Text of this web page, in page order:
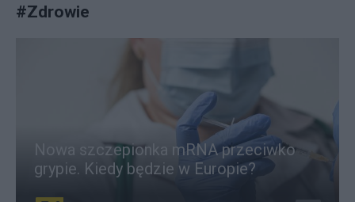
#Zdrowie
Nowa szczepionka mRNA przeciwko
grypie. Kiedy będzie w Europie?